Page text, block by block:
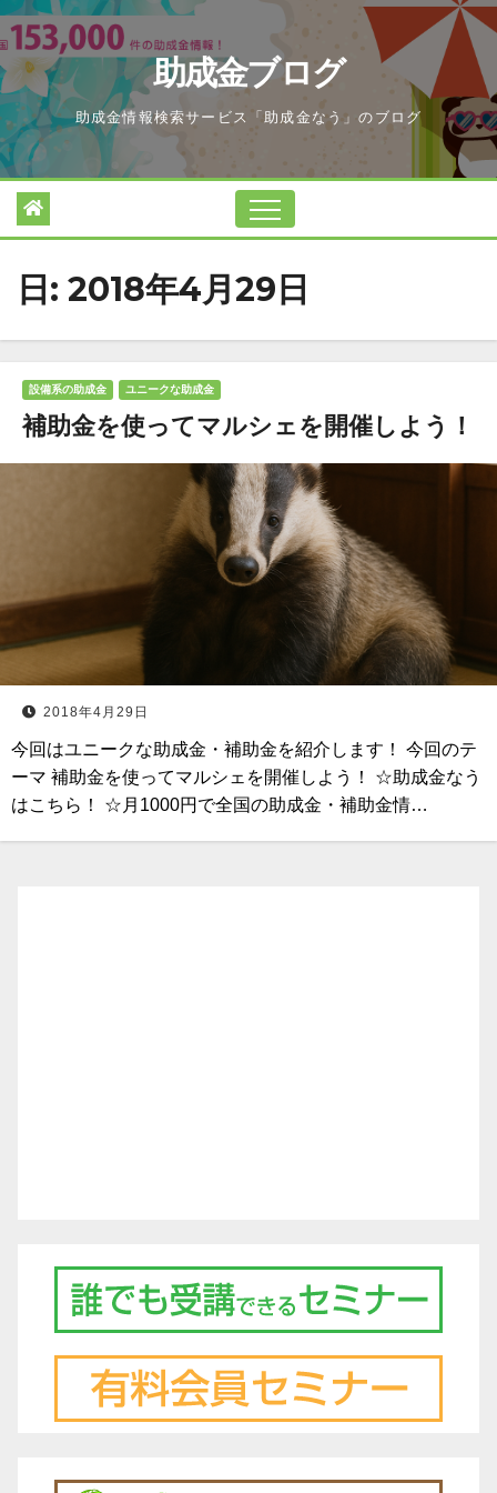
Skip
to
content
助成金ブログ
助成金情報検索サービス「助成金なう」のブログ
日: 2018年4月29日
設備系の助成金 ユニークな助成金
補助金を使ってマルシェを開催しよう！
2018年4月29日
今回はユニークな助成金・補助金を紹介します！ 今回のテ
ーマ 補助金を使ってマルシェを開催しよう！ ☆助成金なう
はこちら！ ☆月1000円で全国の助成金・補助金情…